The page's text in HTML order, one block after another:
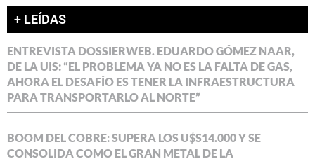
+ LEÍDAS
ENTREVISTA DOSSIERWEB. EDUARDO GÓMEZ NAAR,
DE LA UIS: “EL PROBLEMA YA NO ES LA FALTA DE GAS,
AHORA EL DESAFÍO ES TENER LA INFRAESTRUCTURA
PARA TRANSPORTARLO AL NORTE”
BOOM DEL COBRE: SUPERA LOS U$S14.000 Y SE
CONSOLIDA COMO EL GRAN METAL DE LA